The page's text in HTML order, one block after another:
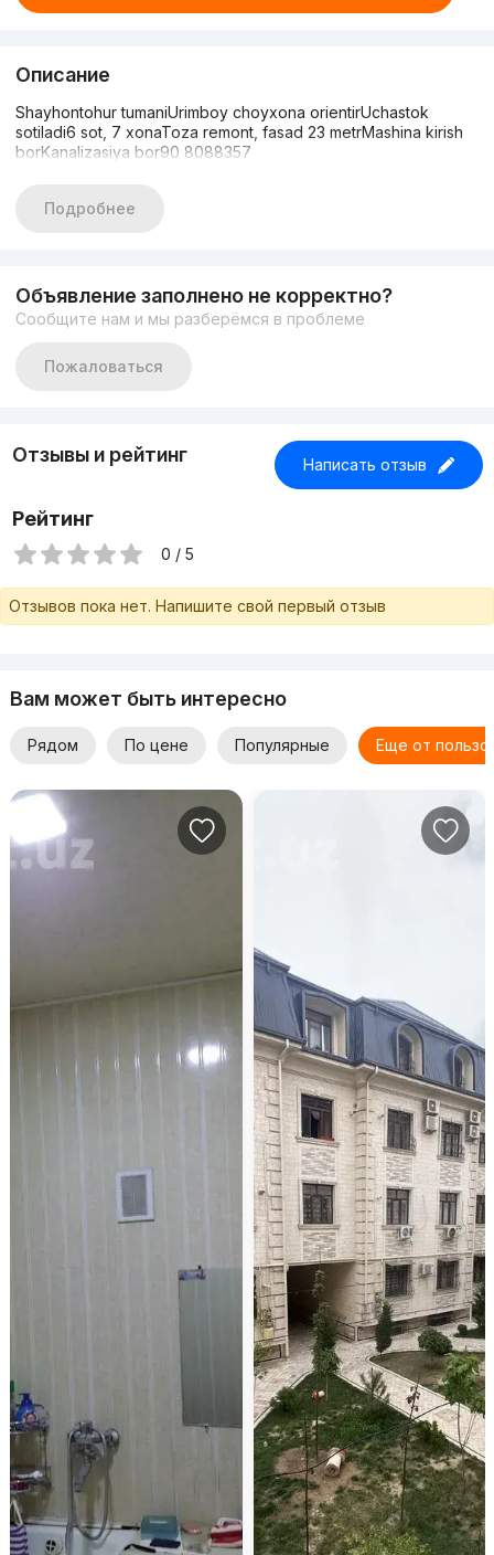
Описание
Shayhontohur tumaniUrimboy choyxona orientirUchastok
sotiladi6 sot, 7 xonaToza remont, fasad 23 metrMashina kirish
borKanalizasiya bor90 8088357
Подробнее
Объявление заполнено не корректно?
Сообщите нам и мы разберёмся в проблеме
Пожаловаться
Отзывы и рейтинг Написать отзыв
Рейтинг
0 / 5
Отзывов пока нет. Напишите свой первый отзыв
Вам может быть интересно
Рядом По цене Популярные Еще от